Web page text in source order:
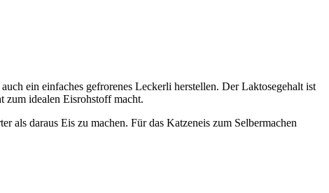
ein einfaches gefrorenes Leckerli herstellen. Der Laktosegehalt ist
zum idealen Eisrohstoff macht.
als daraus Eis zu machen. Für das Katzeneis zum Selbermachen